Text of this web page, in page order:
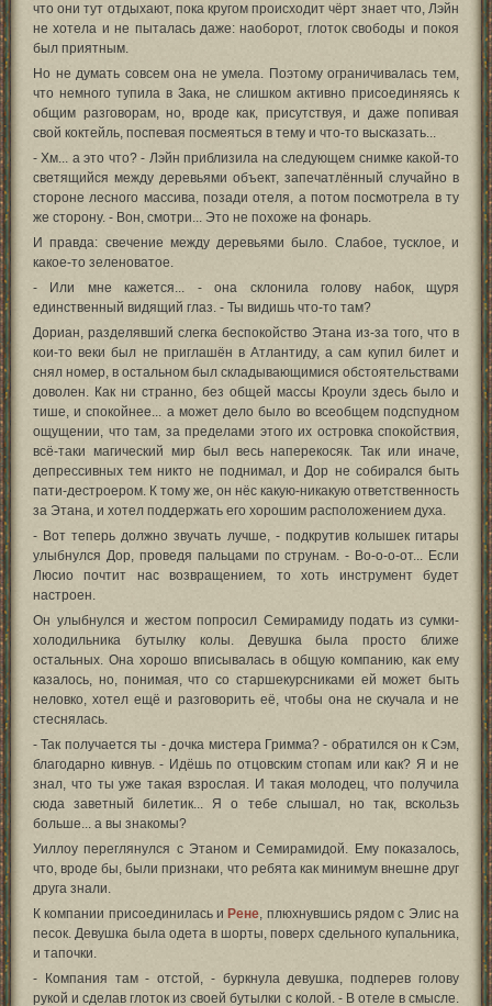
что они тут отдыхают, пока кругом происходит чёрт знает что, Лэйн
не хотела и не пыталась даже: наоборот, глоток свободы и покоя
был приятным.
Но не думать совсем она не умела. Поэтому ограничивалась тем,
что немного тупила в Зака, не слишком активно присоединяясь к
общим разговорам, но, вроде как, присутствуя, и даже попивая
свой коктейль, поспевая посмеяться в тему и что-то высказать...
- Хм... а это что? - Лэйн приблизила на следующем снимке какой-то
светящийся между деревьями объект, запечатлённый случайно в
стороне лесного массива, позади отеля, а потом посмотрела в ту
же сторону. - Вон, смотри... Это не похоже на фонарь.
И правда: свечение между деревьями было. Слабое, тусклое, и
какое-то зеленоватое.
- Или мне кажется... - она склонила голову набок, щуря
единственный видящий глаз. - Ты видишь что-то там?
Дориан, разделявший слегка беспокойство Этана из-за того, что в
кои-то веки был не приглашён в Атлантиду, а сам купил билет и
снял номер, в остальном был складывающимися обстоятельствами
доволен. Как ни странно, без общей массы Кроули здесь было и
тише, и спокойнее... а может дело было во всеобщем подспудном
ощущении, что там, за пределами этого их островка спокойствия,
всё-таки магический мир был весь наперекосяк. Так или иначе,
депрессивных тем никто не поднимал, и Дор не собирался быть
пати-дестроером. К тому же, он нёс какую-никакую ответственность
за Этана, и хотел поддержать его хорошим расположением духа.
- Вот теперь должно звучать лучше, - подкрутив колышек гитары
улыбнулся Дор, проведя пальцами по струнам. - Во-о-о-от... Если
Люсио почтит нас возвращением, то хоть инструмент будет
настроен.
Он улыбнулся и жестом попросил Семирамиду подать из сумки-
холодильника бутылку колы. Девушка была просто ближе
остальных. Она хорошо вписывалась в общую компанию, как ему
казалось, но, понимая, что со старшекурсниками ей может быть
неловко, хотел ещё и разговорить её, чтобы она не скучала и не
стеснялась.
- Так получается ты - дочка мистера Гримма? - обратился он к Сэм,
благодарно кивнув. - Идёшь по отцовским стопам или как? Я и не
знал, что ты уже такая взрослая. И такая молодец, что получила
сюда заветный билетик... Я о тебе слышал, но так, вскользь
больше... а вы знакомы?
Уиллоу переглянулся с Этаном и Семирамидой. Ему показалось,
что, вроде бы, были признаки, что ребята как минимум внешне друг
друга знали.
К компании присоединилась иРене , плюхнувшись рядом с Элис на
песок. Девушка была одета в шорты, поверх сдельного купальника,
и тапочки.
- Компания там - отстой, - буркнула девушка, подперев голову
рукой и сделав глоток из своей бутылки с колой. - В отеле в смысле.